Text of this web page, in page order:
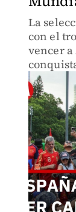
La
con el
vencer
futbol